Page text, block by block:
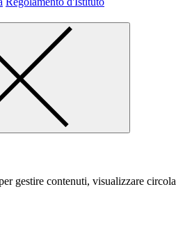
gestire contenuti, visualizzare